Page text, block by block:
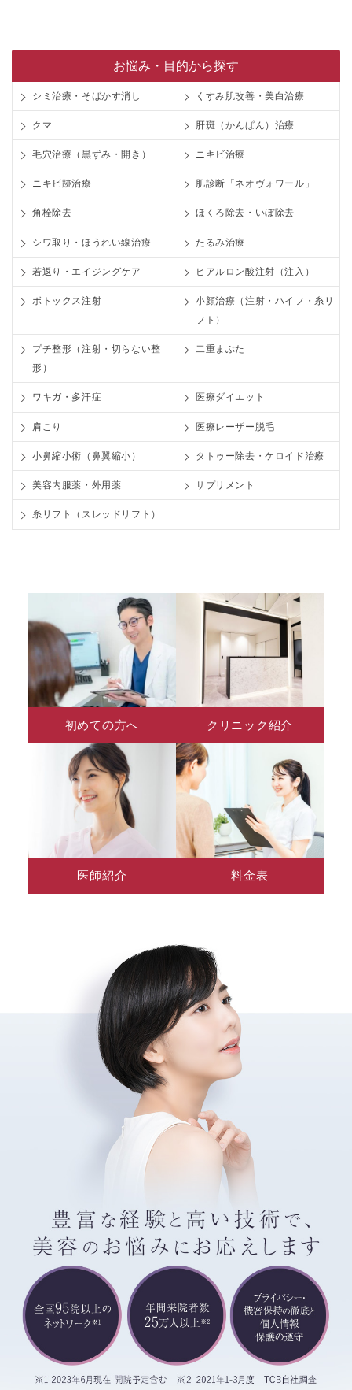
お悩み・目的から探す
シミ治療・そばかす消し くすみ肌改善・美白治療
クマ 肝斑（かんぱん）治療
毛穴治療（黒ずみ・開き） ニキビ治療
ニキビ跡治療 肌診断「ネオヴォワール」
角栓除去 ほくろ除去・いぼ除去
シワ取り・ほうれい線治療 たるみ治療
若返り・エイジングケア ヒアルロン酸注射（注入）
ボトックス注射
小顔治療（注射・ハイフ・糸リ
フト）
プチ整形（注射・切らない整
形）
二重まぶた
ワキガ・多汗症 医療ダイエット
肩こり 医療レーザー脱毛
小鼻縮小術（鼻翼縮小） タトゥー除去・ケロイド治療
美容内服薬・外用薬 サプリメント
糸リフト（スレッドリフト）
初めての方へ クリニック紹介
医師紹介 料金表